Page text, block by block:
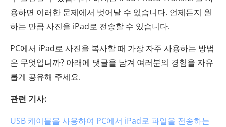
용하면 이러한 문제에서 벗어날 수 있습니다. 언제든지 원
하는 만큼 사진을 iPad로 전송할 수 있습니다.
PC에서 iPad로 사진을 복사할 때 가장 자주 사용하는 방법
은 무엇입니까? 아래에 댓글을 남겨 여러분의 경험을 자유
롭게 공유해 주세요.
관련 기사:
USB 케이블을 사용하여 PC에서 iPad로 파일을 전송하는